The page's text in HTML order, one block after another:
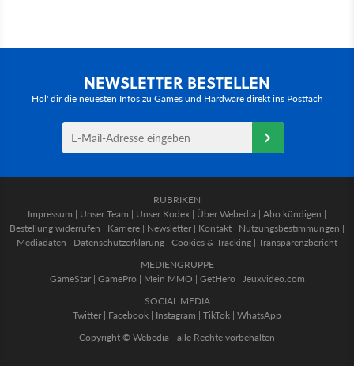
NEWSLETTER BESTELLEN
Hol' dir die neuesten Infos zu Games und Hardware direkt ins Postfach
RUBRIKEN
Impressum | Unser Team | Unser Kodex | Über Webedia | Abo kündigen |
Bestellung widerrufen | Karriere | Newsletter | Kontakt | Nutzungsbestimmungen |
Mediadaten | Datenschutzerklärung | Cookies & Tracking | Transparenzbericht
MEDIENGRUPPE
GameStar| GamePro | Mein MMO | GetHero | Jeuxvideo.com
SOCIAL MEDIA
Twitter | Facebook | Instagram | TikTok | WhatsApp
Copyright © Webedia - alle Rechte vorbehalten